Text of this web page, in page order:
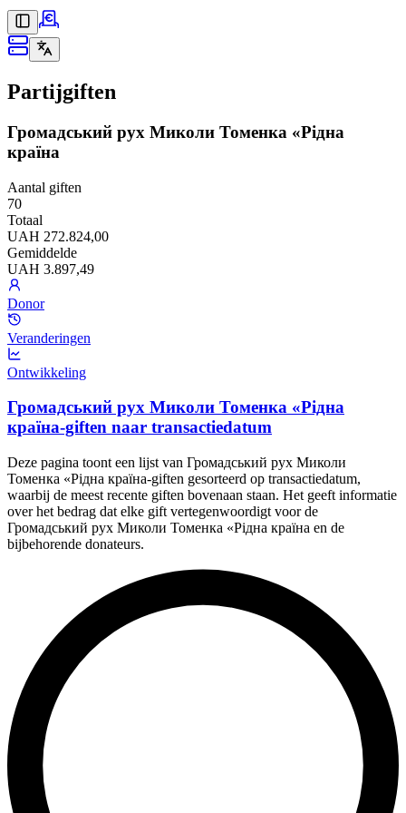
Partijgiften
Громадський рух Миколи Томенка «Рідна
країна
Aantal giften
70
Totaal
UAH 272.824,00
Gemiddelde
UAH 3.897,49
Donor
Veranderingen
Ontwikkeling
Громадський рух Миколи Томенка «Рідна
країна-giften naar transactiedatum
Deze pagina toont een lijst van Громадський рух Миколи
Томенка «Рідна країна-giften gesorteerd op transactiedatum,
waarbij de meest recente giften bovenaan staan. Het geeft informatie
over het bedrag dat elke gift vertegenwoordigt voor de
Громадський рух Миколи Томенка «Рідна країна en de
bijbehorende donateurs.